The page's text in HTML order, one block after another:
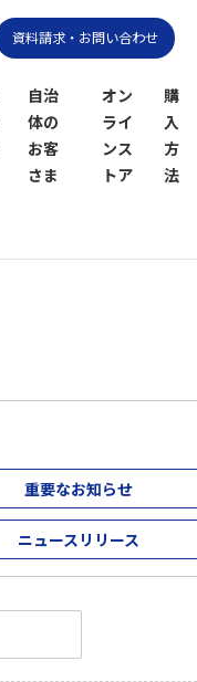
自治
体の
お客
さま
オン
ライ
ンス
トア
購
入
方
法
資料請求・お問い合わせ
重要なお知らせ
ニュースリリース